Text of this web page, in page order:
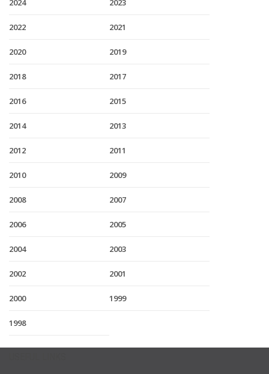
2024 2023
2022 2021
2020 2019
2018 2017
2016 2015
2014 2013
2012 2011
2010 2009
2008 2007
2006 2005
2004 2003
2002 2001
2000 1999
1998